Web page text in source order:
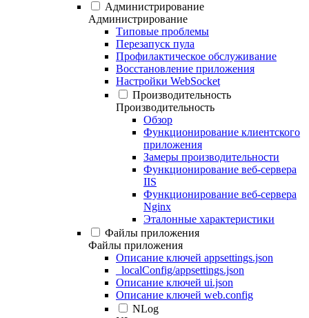
Администрирование
Администрирование
Типовые проблемы
Перезапуск пула
Профилактическое обслуживание
Восстановление приложения
Настройки WebSocket
Производительность
Производительность
Обзор
Функционирование клиентского
приложения
Замеры производительности
Функционирование веб-сервера
IIS
Функционирование веб-сервера
Nginx
Эталонные характеристики
Файлы приложения
Файлы приложения
Описание ключей appsettings.json
_localConfig/appsettings.json
Описание ключей ui.json
Описание ключей web.config
NLog